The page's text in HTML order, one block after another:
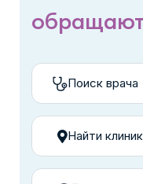
Поиск врача
Найти